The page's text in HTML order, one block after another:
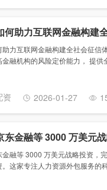
何助力互联网金融构建
助力互联网金融构建全社会征信
金融机构的风险定价能力， 提
资 2026-01-27
东金融等 3000 万美元
金融等 3000 万美元战略投资，
。这家专注人力资源外包服务的